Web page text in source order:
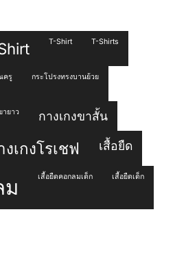
T-Shirt T-Shirts
ครู กระโปรงทรงบานย้วย
ายาว กางเกงขาสั้น
งเกงโรเชฟ เสื้อยืด
ม เสื้อยืดคอกลมเด็ก เสื้อยืดเด็ก